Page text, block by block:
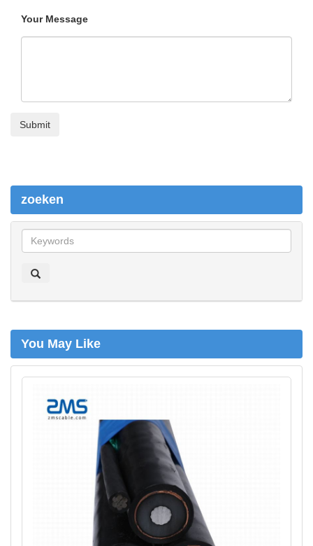
Your Message
zoeken
o
n
You May Like